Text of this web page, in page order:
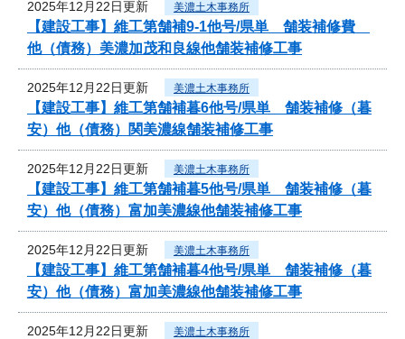
2025年12月22日更新 美濃土木事務所
【建設工事】維工第舗補9-1他号/県単 舗装補修費
他（債務）美濃加茂和良線他舗装補修工事
2025年12月22日更新 美濃土木事務所
【建設工事】維工第舗補暮6他号/県単 舗装補修（暮
安）他（債務）関美濃線舗装補修工事
2025年12月22日更新 美濃土木事務所
【建設工事】維工第舗補暮5他号/県単 舗装補修（暮
安）他（債務）富加美濃線他舗装補修工事
2025年12月22日更新 美濃土木事務所
【建設工事】維工第舗補暮4他号/県単 舗装補修（暮
安）他（債務）富加美濃線他舗装補修工事
2025年12月22日更新 美濃土木事務所